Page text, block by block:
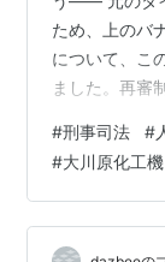
ため、上のバ
について、こ
ました。再審
「改正」と言
題点でした。
告は完全禁止
面禁止」以外
#刑事司法 #
#大川原化工機